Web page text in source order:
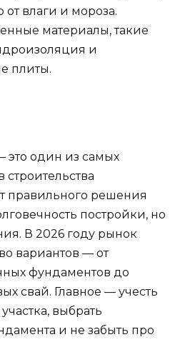
от влаги и мороза.
материалы, такие
и
плиты.
это один из самых
строительства
правильного решения
постройки, но
В 2026 году рынок
вариантов — от
фундаментов до
свай. Главное — учесть
выбрать
и не забыть про